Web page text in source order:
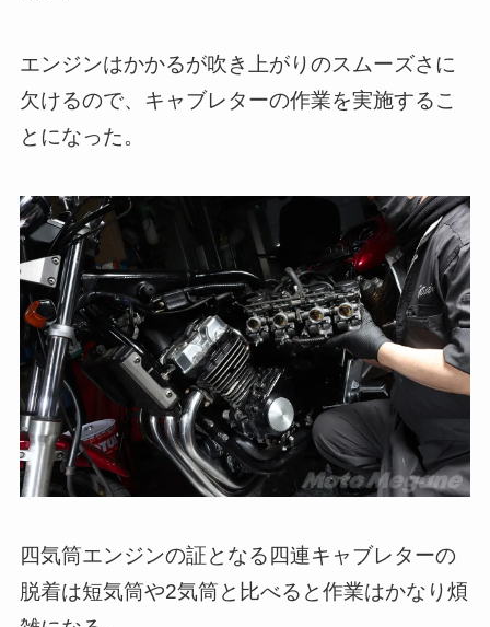
エンジンはかかるが吹き上がりのスムーズさに
欠けるので、キャブレターの作業を実施するこ
とになった。
四気筒エンジンの証となる四連キャブレターの
脱着は短気筒や2気筒と比べると作業はかなり煩